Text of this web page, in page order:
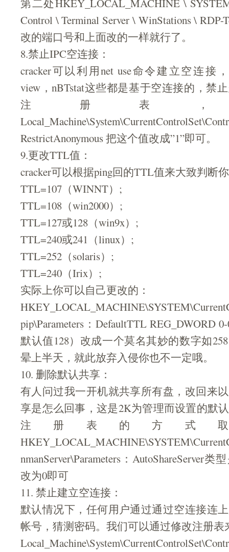
第二处HKEY_LOCAL_MACHINE \
Control \ Terminal Server \ WinStations \
改的端口号和上面改的一样就行了。
8.禁止IPC空连接：
cracker可以利用net use命令建立空连接
view，nBTstat这些都是基于空连接的，禁
注册表
RestrictAnonymous 把这个值改成”1”即可。
9.更改TTL值：
cracker可以根据ping回的TTL值来大致判断
TTL=107（WINNT）;
TTL=108（win2000）;
TTL=127或128（win9x）;
TTL=240或241（linux）;
TTL=252（solaris）;
TTL=240（Irix）;
实际上你可以自己更改的：
pip\Parameters：DefaultTTL REG_DWORD
默认值128）改成一个莫名其妙的数字如
晕上半天，就此放弃入侵你也不一定哦。
10. 删除默认共享：
有人问过我一开机就共享所有盘，改回来
享是怎么回事，这是2K为管理而设置的默
注册表的方式
nmanServer\Parameters：AutoShareServer类
改为0即可
11. 禁止建立空连接：
默认情况下，任何用户通过通过空连接连
帐号，猜测密码。我们可以通过修改注册